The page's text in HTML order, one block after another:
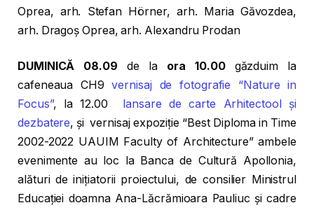
Oprea, arh. Stefan Hörner, arh. Maria Găvozdea,
arh. Dragoș Oprea, arh. Alexandru Prodan
DUMINICĂ 08.09 de la ora 10.00 găzduim la
cafeneaua CH9 vernisaj de fotografie “Nature in
Focus”, la 12.00
lansare de carte Arhitectool și
dezbatere, și vernisaj expoziție “Best Diploma in Time
2002-2022 UAUIM Faculty of Architecture” ambele
evenimente au loc la Banca de Cultură Apollonia,
alături de inițiatorii proiectului, de consilier Ministrul
Educației doamna Ana-Lăcrămioara Pauliuc și cadre